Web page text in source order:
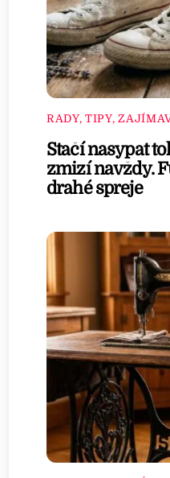
RADY, TIPY,
Stačí nasypat
zmizí navždy.
drahé spreje